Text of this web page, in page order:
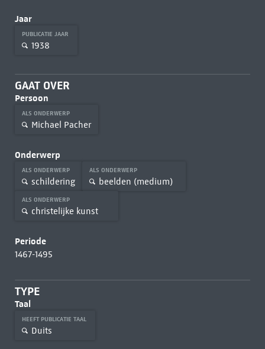
Jaar
PUBLICATIE JAAR
1938
GAAT OVER
Persoon
ALS ONDERWERP
Michael Pacher
Onderwerp
ALS ONDERWERP
schildering
ALS ONDERWERP
beelden (medium)
ALS ONDERWERP
christelijke kunst
Periode
1467-1495
TYPE
Taal
HEEFT PUBLICATIE TAAL
Duits